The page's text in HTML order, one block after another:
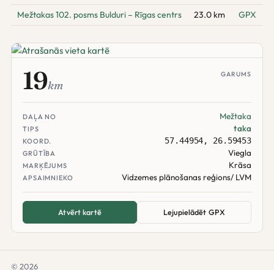
Mežtakas 102. posms Bulduri – Rīgas centrs 23.0 km GPX
19km
GARUMS
DAĻA NO Mežtaka
TIPS taka
KOORD. 57.44954, 26.59453
GRŪTĪBA Viegla
MARĶĒJUMS Krāsa
APSAIMNIEKO Vidzemes plānošanas reģions/ LVM
Atvērt kartē Lejupielādēt GPX
© 2026